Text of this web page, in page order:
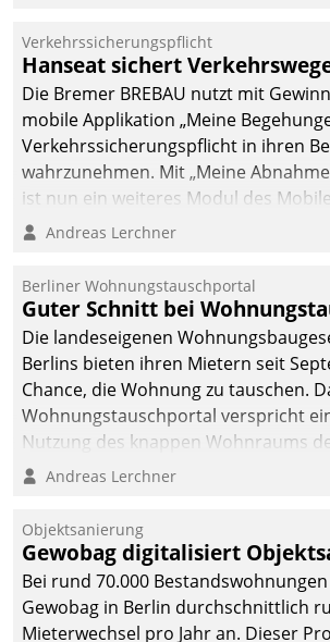
Verkehrssicherungspflicht
Hanseat sichert
Die Bremer BREBAU nutzt mit
mobile Applikation „Meine
Verkehrssicherungspflicht in ihren
wahrzunehmen. Mit „Meine
ist nun ein weiteres Modul des
Einsatz.
Andreas Lerchner
Berliner Wohnungstauschportal
Guter Schnitt bei
Die landeseigenen
Berlins bieten ihren Mietern seit
Chance, die Wohnung zu tauschen.
Wohnungstauschportal verspricht
Nutzung des knappen Wohnraums
Anwendungsfall für Datatrains
Unternehmen.
Andreas Lerchner
Objektsanierung
Gewobag digitalisiert
Bei rund 70.000
Gewobag in Berlin durchschnittlich
Mieterwechsel pro Jahr an. Dieser